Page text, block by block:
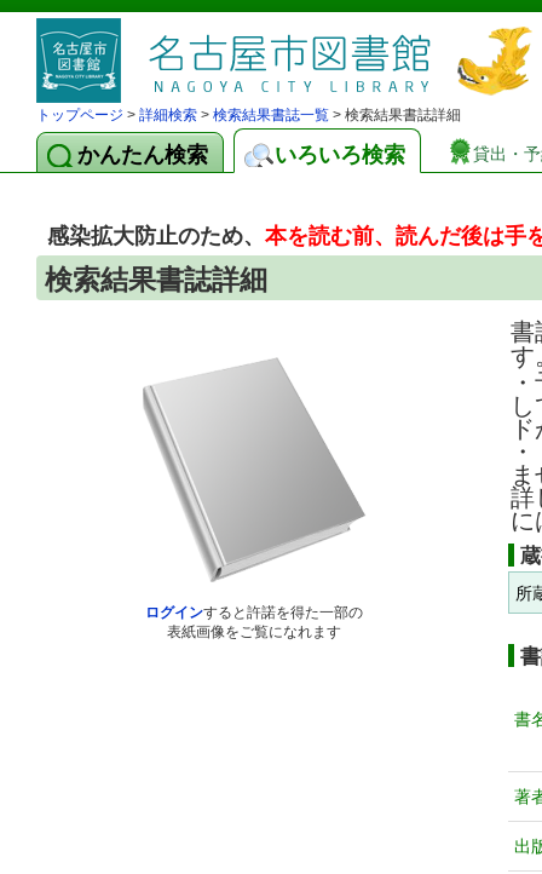
トップページ > 詳細検索 > 検索結果書誌一覧 > 検索結果書誌詳細
かんたん検索 いろいろ検索 貸出・
感染拡大防止のため、本を読む前、読んだ後は手
検索結果書誌詳細
ログインすると許諾を得た一部の
表紙画像をご覧になれます
書
す
詳
に
所
書
著
出